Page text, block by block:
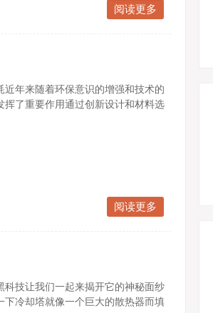
阅读更多
年来随着环保意识的增强和技术的
了重要作用通过创新设计和材料选
阅读更多
技让我们一起来揭开它的神秘面纱
冷却塔就像一个巨大的散热器而填